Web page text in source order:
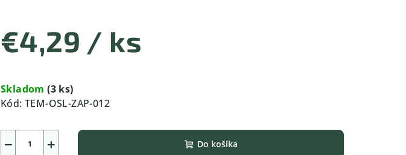
€4,29 / ks
cena:
Skladom(3 ks)
Kód: TEM-OSL-ZAP-012
+
− Do košíka